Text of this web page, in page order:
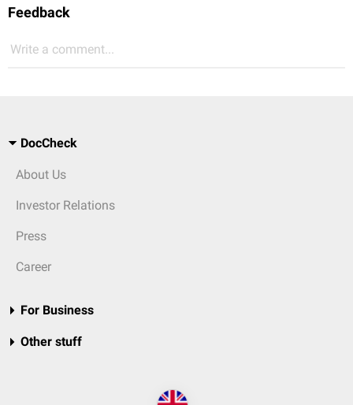
Feedback
Write a comment...
DocCheck
About Us
Investor Relations
Press
Career
For Business
Other stuff